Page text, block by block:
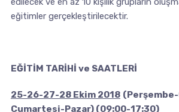
eğitimler gerçekleştirilecektir.
EĞİTİM TARİHİ ve SAATLERİ
25-26-27-28 Ekim 2018
Cumartesi-Pazar) (09:00-17:30)